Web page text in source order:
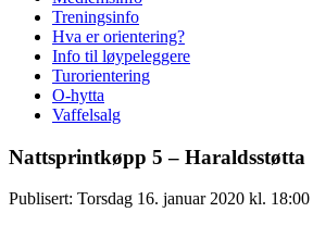
Treningsinfo
Hva er orientering?
Info til løypeleggere
Turorientering
O-hytta
Vaffelsalg
Nattsprintkøpp 5 – Haraldsstøtta
Publisert: Torsdag 16. januar 2020 kl. 18:00